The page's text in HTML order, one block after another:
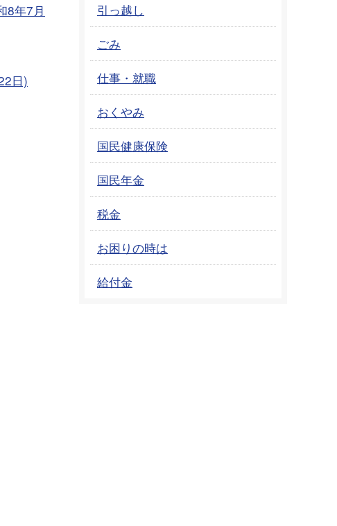
8年7月
日)
引っ越し
ごみ
仕事・就職
おくやみ
国民健康保険
国民年金
税金
お困りの時は
給付金